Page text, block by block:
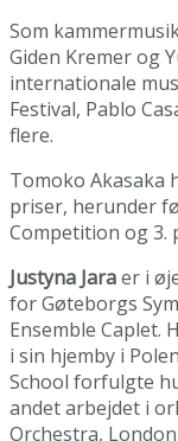
Som
Giden Kremer og
internationale
Festival, Pablo
flere.
Tomoko Akasaka
priser, herunder
Competition og 3.
Justyna Jaraer i
for Gøteborgs
Ensemble Caplet.
i sin hjemby i
School forfulgte
andet arbejdet i
Orchestra,